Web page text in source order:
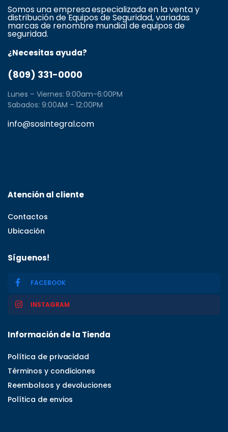
Somos una empresa especializada en la venta y
distribución de Equipos de Seguridad, variadas
marcas de renombre mundial de equipos de
seguridad.
¿Necesitas ayuda?
(809) 331-0000
Lunes – Viernes: 9:00am-6:00PM
Sabados: 9:00AM – 12:00PM
info@sosintegral.com
Atención al cliente
Contactos
Ubicación
Síguenos!
FACEBOOK
INSTAGRAM
Información de la Tienda
Política de privacidad
Términos y condiciones
Reembolsos y devoluciones
Política de envios